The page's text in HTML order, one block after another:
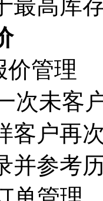
最高库
价管理
次未客
客户再
并参考